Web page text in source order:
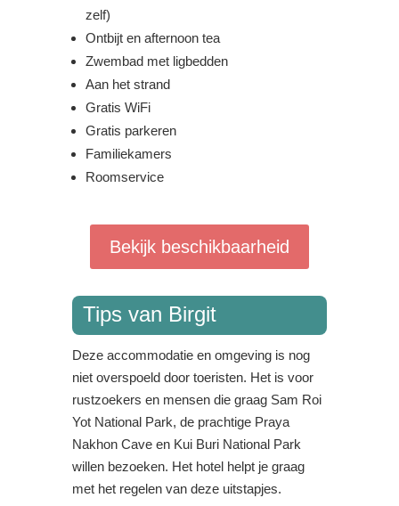
zelf)
Ontbijt en afternoon tea
Zwembad met ligbedden
Aan het strand
Gratis WiFi
Gratis parkeren
Familiekamers
Roomservice
Bekijk beschikbaarheid
Tips van Birgit
Deze accommodatie en omgeving is nog
niet overspoeld door toeristen. Het is voor
rustzoekers en mensen die graag Sam Roi
Yot National Park, de prachtige Praya
Nakhon Cave en Kui Buri National Park
willen bezoeken. Het hotel helpt je graag
met het regelen van deze uitstapjes.